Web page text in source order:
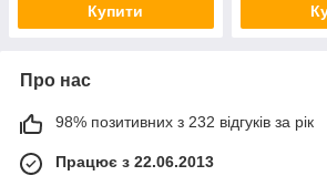
Купити
Про нас
98% позитивних з 232 відгуків за рік
Працює з 22.06.2013